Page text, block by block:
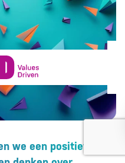
we een positieve